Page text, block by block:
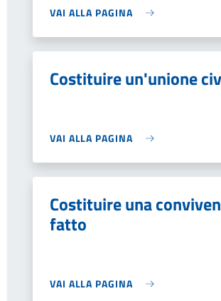
VAI ALLA PAGINA
Costituire un'unione
VAI ALLA PAGINA
Costituire una
fatto
VAI ALLA PAGINA